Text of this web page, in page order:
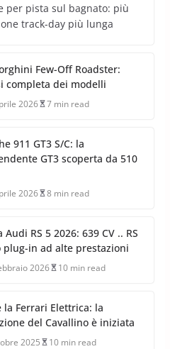
per pista sul bagnato: più
track-day più lunga
Few-Off Roadster:
completa dei modelli
2026 7 min read
911 GT3 S/C: la
GT3 scoperta da 510
2026 8 min read
Audi RS 5 2026: 639 CV .. RS
plug-in ad alte prestazioni
2026 10 min read
la Ferrari Elettrica: la
del Cavallino è iniziata
2025 10 min read